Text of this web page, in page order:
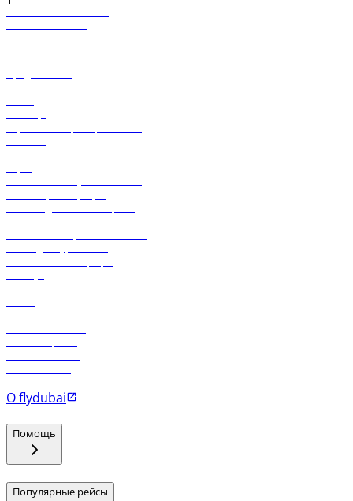
О flydubai
Помощь
Популярные рейсы